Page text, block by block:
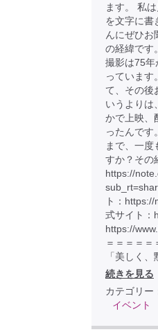
ます。 私
を文字に書
んにぜひお
の経緯です
撮影は75年
っています
て、その後
いうよりは
かで上映、
ったんです
まで、一
すか？その
https://
ト：
式サイト：
https://
＝＝＝＝
「美しく
続きを見る
カテゴリー
イベント